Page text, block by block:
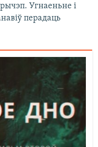
Угнаеньне і
перадаць